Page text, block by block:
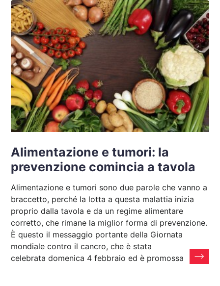
Alimentazione e tumori: la
prevenzione comincia a tavola
Alimentazione e tumori sono due parole che vanno a
braccetto, perché la lotta a questa malattia inizia
proprio dalla tavola e da un regime alimentare
corretto, che rimane la miglior forma di prevenzione.
È questo il messaggio portante della Giornata
mondiale contro il cancro, che è stata
celebrata domenica 4 febbraio ed è promossa